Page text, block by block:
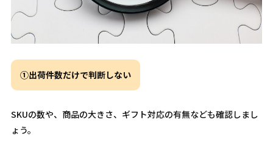
①出荷件数だけで判断しない
SKUの数や、商品の大きさ、ギフト対応の有無なども確認しまし
ょう。